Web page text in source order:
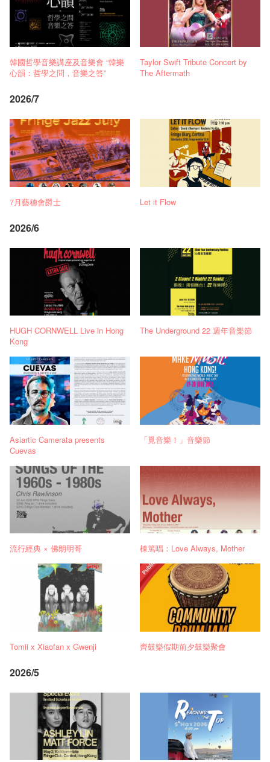
韓國哲學音樂講座及音樂會 “韓樂
心韻：哲學之問，音樂之答”
Taylor Swift Tribute Concert by
The Aftermath
2026/7
7月藝穗會爵士 Let it Flow
2026/6
HUGH CORNWELL Live in Hong
Kong
The Underground 22 週年音樂節
Asiartic Camerata presents
Cuevas
「覓音樂！」音樂節
流行經典 × 佛朗明哥 棟篤唱：Love Always, Mother
Tomii x Xiaofan x Gwenji 齊鼓樂假期前夕鼓樂聚會
2026/5